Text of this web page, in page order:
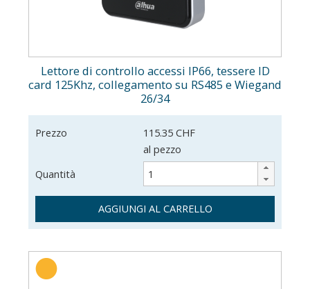
Lettore di controllo accessi IP66, tessere ID
card 125Khz, collegamento su RS485 e Wiegand
26/34
Prezzo
115.35 CHF
al pezzo
Quantità
AGGIUNGI AL CARRELLO